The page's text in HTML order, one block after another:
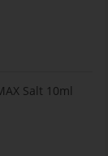
Salt 10ml